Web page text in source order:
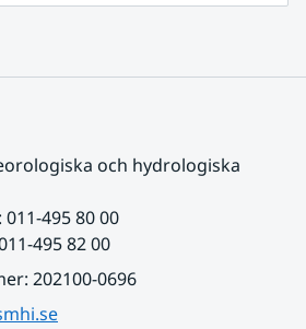
och hydrologiska
495 80 00
495 82 00
202100-0696